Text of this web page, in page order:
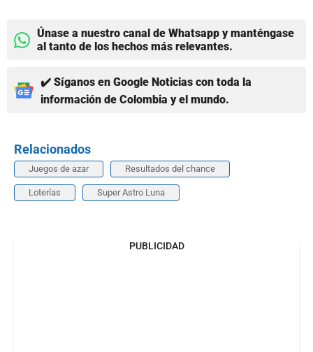
Únase a nuestro canal de Whatsapp y manténgase
al tanto de los hechos más relevantes.
✔️ Síganos en Google Noticias con toda la
información de Colombia y el mundo.
Relacionados
Juegos de azar Resultados del chance
Loterías Super Astro Luna
PUBLICIDAD